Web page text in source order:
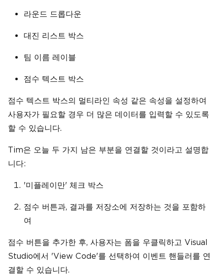
라운드 드롭다운
대진 리스트 박스
팀 이름 레이블
점수 텍스트 박스
점수 텍스트 박스의 멀티라인 속성 같은 속성을 설정하여
사용자가 필요할 경우 더 많은 데이터를 입력할 수 있도록
할 수 있습니다.
Tim은 오늘 두 가지 남은 부분을 연결할 것이라고 설명합
니다:
'미플레이만' 체크 박스
점수 버튼과, 결과를 저장소에 저장하는 것을 포함하
여
점수 버튼을 추가한 후, 사용자는 폼을 우클릭하고 Visual
Studio에서 'View Code'를 선택하여 이벤트 핸들러를 연
결할 수 있습니다.